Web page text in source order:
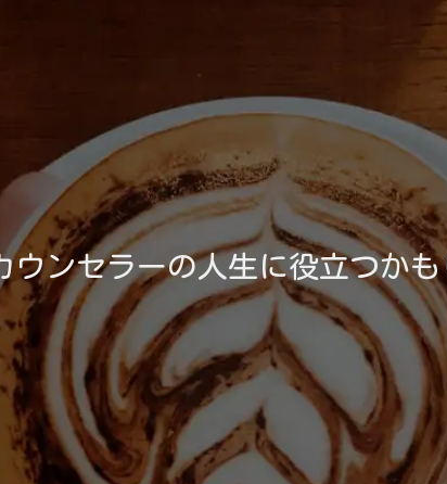
ウンセラーの人生に役立つか